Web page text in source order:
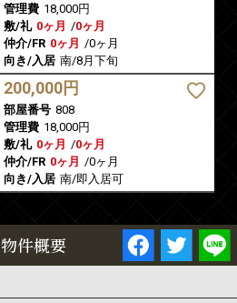
管理費 18,000円
敷/礼 0ヶ月 /0ヶ月
仲介/FR 0ヶ月 /0ヶ月
向き/入居 南/8月下旬
200,000円
部屋番号 808
管理費 18,000円
敷/礼 0ヶ月 /0ヶ月
仲介/FR 0ヶ月 /0ヶ月
向き/入居 南/即入居可
物件概要